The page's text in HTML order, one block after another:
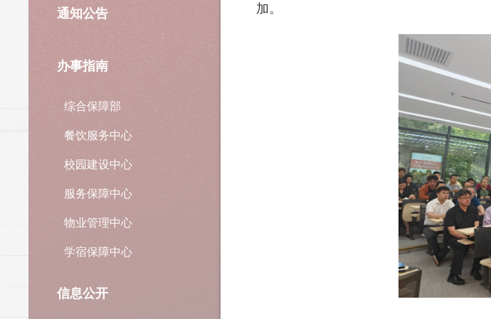
通知公告
办事指南
综合保障部
餐饮服务中心
校园建设中心
服务保障中心
物业管理中心
学宿保障中心
信息公开
加。